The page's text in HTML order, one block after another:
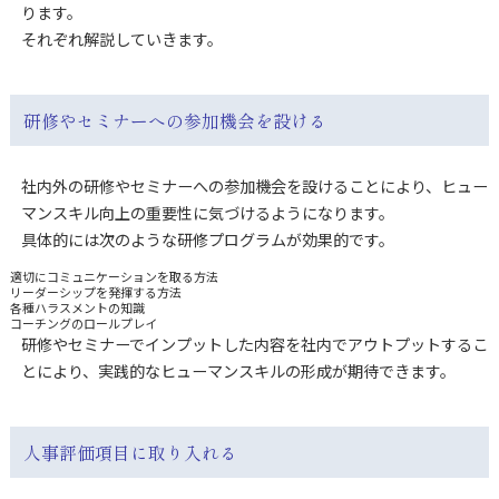
ります。
それぞれ解説していきます。
研修やセミナーへの参加機会を設ける
社内外の研修やセミナーへの参加機会を設けることにより、ヒュー
マンスキル向上の重要性に気づけるようになります。
具体的には次のような研修プログラムが効果的です。
適切にコミュニケーションを取る方法
リーダーシップを発揮する方法
各種ハラスメントの知識
コーチングのロールプレイ
研修やセミナーでインプットした内容を社内でアウトプットするこ
とにより、実践的なヒューマンスキルの形成が期待できます。
人事評価項目に取り入れる